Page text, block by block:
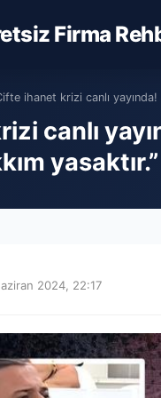
Firma
ihanet krizi canlı yayında!
canlı
yasaktır.”
2024, 22:17